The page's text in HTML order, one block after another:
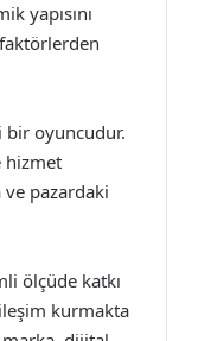
yapısını
bir oyuncudur.
hizmet
pazardaki
ölçüde katkı
kurmakta